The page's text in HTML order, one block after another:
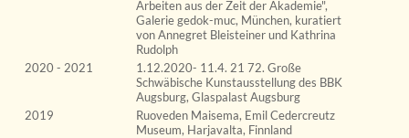
Arbeiten aus der Zeit der Akademie",
Galerie gedok-muc, München, kuratiert
von Annegret Bleisteiner und Kathrina
Rudolph
2020 - 2021
1.12.2020- 11.4. 21 72. Große
Schwäbische Kunstausstellung des BBK
Augsburg, Glaspalast Augsburg
2019
Ruoveden Maisema, Emil Cedercreutz
Museum, Harjavalta, Finnland